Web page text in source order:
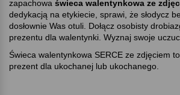
zapachowa świeca walentynkowa ze
dedykacją na etykiecie, sprawi, że słodycz
dosłownie Was otuli. Dołącz osobisty
prezentu dla walentynki. Wyznaj swoje
Świeca walentynkowa SERCE ze zdjęciem
prezent dla ukochanej lub ukochanego.